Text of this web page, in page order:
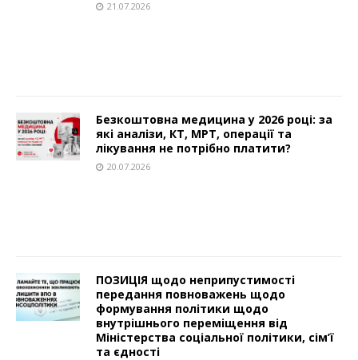
21.07.2026
Безкоштовна медицина у 2026 році: за
які аналізи, КТ, МРТ, операції та
лікування не потрібно платити?
20.07.2026
ПОЗИЦІЯ щодо неприпустимості
передання повноважень щодо
формування політики щодо
внутрішнього переміщення від
Міністерства соціальної політики, сім’ї
та єдності